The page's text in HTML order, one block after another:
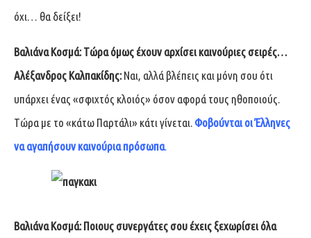
όχι… θα δείξει!
Βαλιάνα Κοσμά: Τώρα όμως έχουν αρχίσει καινούριες σειρές…
Αλέξανδρος Καλπακίδης:Ναι, αλλά βλέπεις και μόνη σου ότι
υπάρχει ένας «σφιχτός κλοιός» όσον αφορά τους ηθοποιούς.
Τώρα με το «κάτω Παρτάλι» κάτι γίνεται. Φοβούνται οι Έλληνες
να αγαπήσουν καινούρια πρόσωπα.
Βαλιάνα Κοσμά: Ποιους συνεργάτες σου έχεις ξεχωρίσει όλα